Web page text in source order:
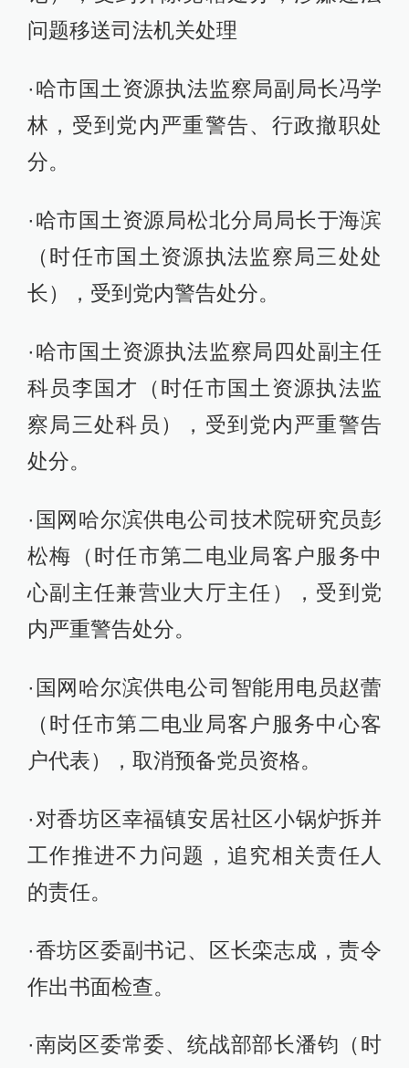
问题移送司法机关处理
·哈市国土资源执法监察局副局长冯学
林，受到党内严重警告、行政撤职处
分。
·哈市国土资源局松北分局局长于海滨
（时任市国土资源执法监察局三处处
长），受到党内警告处分。
·哈市国土资源执法监察局四处副主任
科员李国才（时任市国土资源执法监
察局三处科员），受到党内严重警告
处分。
·国网哈尔滨供电公司技术院研究员彭
松梅（时任市第二电业局客户服务中
心副主任兼营业大厅主任），受到党
内严重警告处分。
·国网哈尔滨供电公司智能用电员赵蕾
（时任市第二电业局客户服务中心客
户代表），取消预备党员资格。
·对香坊区幸福镇安居社区小锅炉拆并
工作推进不力问题，追究相关责任人
的责任。
·香坊区委副书记、区长栾志成，责令
作出书面检查。
·南岗区委常委、统战部部长潘钧（时